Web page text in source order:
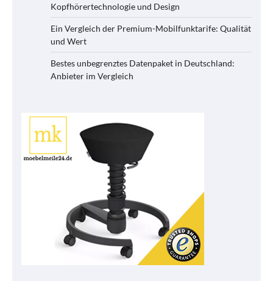
Kopfhörertechnologie und Design
Ein Vergleich der Premium-Mobilfunktarife: Qualität
und Wert
Bestes unbegrenztes Datenpaket in Deutschland:
Anbieter im Vergleich